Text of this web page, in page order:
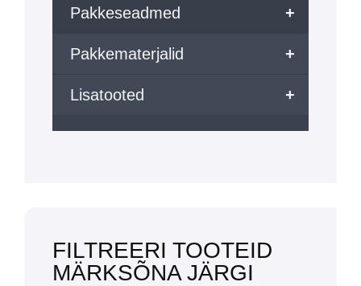
+
Pakkeseadmed
+
Pakkematerjalid
+
Lisatooted
FILTREERI TOOTEID
MÄRKSÕNA JÄRGI